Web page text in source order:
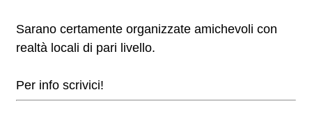
Sarano certamente organizzate amichevoli con
realtà locali di pari livello.
Per info scrivici!